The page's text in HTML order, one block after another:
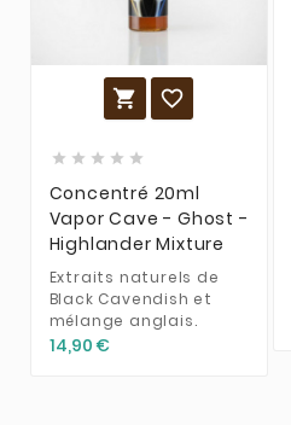
 
    
Concentré 20ml
Vapor Cave - Ghost -
Highlander Mixture
Extraits naturels de
Black Cavendish et
mélange anglais.
14,90 €